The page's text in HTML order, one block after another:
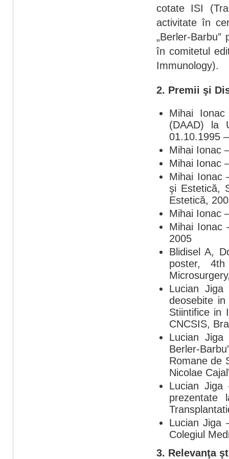
cotate ISI
activitate în
„Berler-
în comitetul
Immunology).
2. Premii şi
Mihai
(DAAD) la
01.10.1995
Mihai Ionac
Mihai Ionac
Mihai Ionac
şi Estetică,
Estetică,
Mihai Ionac
Mihai Ionac
2005
Blidisel A,
poster,
Lucian
deosebite
Stiintifice in
CNCSIS,
Lucian
Berler-
Romane de
Nicolae
Lucian Jiga
Lucian Jiga
Colegiul
3. Relevanţa